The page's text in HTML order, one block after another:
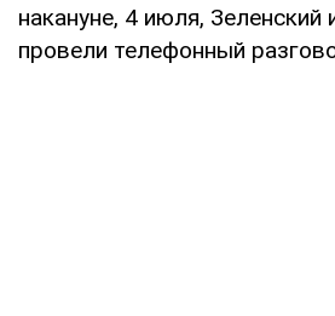
накануне, 4 июля,
провели телефонный